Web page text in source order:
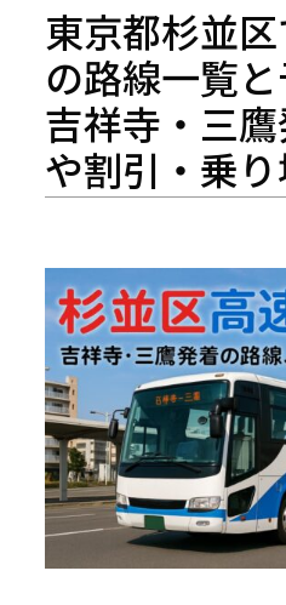
東京都杉並
の路線一覧と
吉祥寺・三
や割引・乗